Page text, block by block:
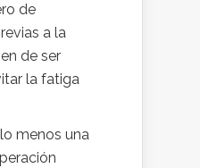
de
a la
de ser
la fatiga
menos una